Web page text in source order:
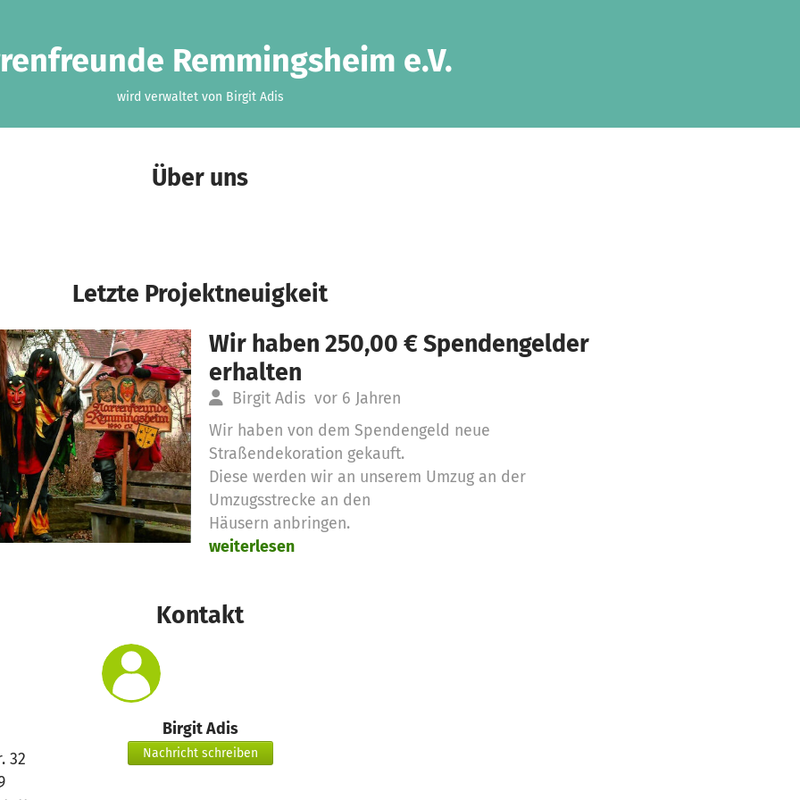
Remmingsheim e.V.
wird verwaltet von Birgit Adis
Über uns
Letzte Projektneuigkeit
Wir haben 250,00 € Spendengelder
erhalten
Birgit Adis vor 6 Jahren
Wir haben von dem Spendengeld neue
Straßendekoration gekauft.
Diese werden wir an unserem Umzug an der
Umzugsstrecke an den
Häusern anbringen.
weiterlesen
Kontakt
32
Birgit Adis
Nachricht schreiben